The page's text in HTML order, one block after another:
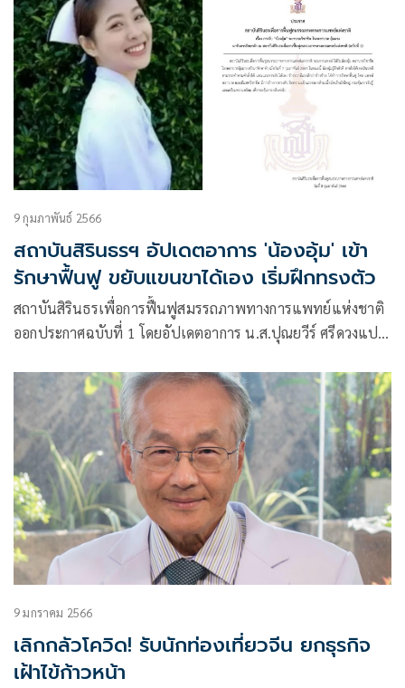
9 กุมภาพันธ์ 2566
สถาบันสิรินธรฯ อัปเดตอาการ 'น้องอุ้ม' เข้า
รักษาฟื้นฟู ขยับแขนขาได้เอง เริ่มฝึกทรงตัว
สถาบันสิรินธรเพื่อการฟื้นฟูสมรรถภาพทางการแพทย์แห่งชาติ
ออกประกาศฉบับที่ 1 โดยอัปเดตอาการ น.ส.ปุณยวีร์ ศรีดวงแปง
เจ็บสาหัส สมองบวม
9 มกราคม 2566
เลิกกลัวโควิด! รับนักท่องเที่ยวจีน ยกธุรกิจ
เฝ้าไข้ก้าวหน้า